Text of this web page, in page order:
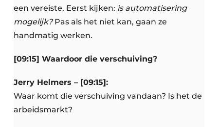
een vereiste. Eerst kijken: is automatisering
mogelijk?Pas als het niet kan, gaan ze
handmatig werken.
[09:15] Waardoor die verschuiving?
Jerry Helmers – [09:15]:
Waar komt die verschuiving vandaan? Is het de
arbeidsmarkt?